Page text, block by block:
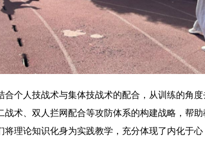
人技战术与集体技战术的配合，从训练的角度
术、双人拦网配合等攻防体系的构建战略，帮
理论知识化身为实践教学，充分体现了内化于心